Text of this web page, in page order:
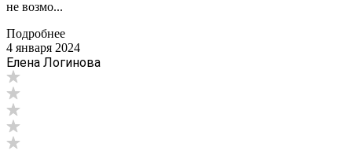
не возмо...
Подробнее
4 января 2024
Елена Логинова